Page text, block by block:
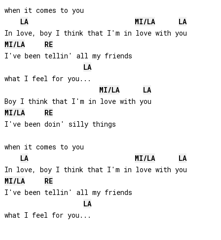
when it comes to you
LA
MI/LA
LA
MI/LA
RE
I've been tellin' all my friends
LA
what I feel for you...
MI/LA
LA
MI/LA
RE
I've been doin' silly things
when it comes to you
LA
MI/LA
LA
MI/LA
RE
I've been tellin' all my friends
LA